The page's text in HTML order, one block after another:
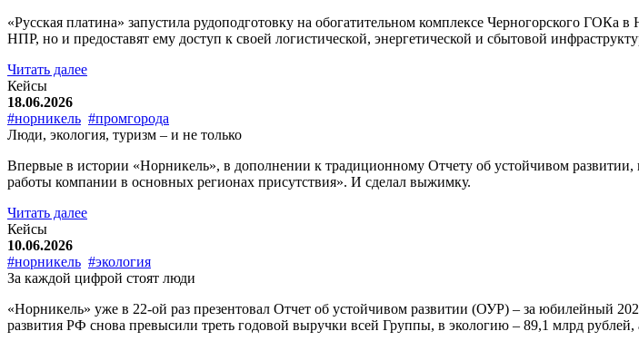
«Русская платина» запустила рудоподготовку на обогатительном комплексе Черногорского
НПР, но и предоставят ему доступ к своей логистической, энергетической и сбытовой
Читать далее
Кейсы
18.06.2026
#норникель #промгорода
Люди, экология, туризм – и не только
Впервые в истории «Норникель», в дополнении к традиционному Отчету об устойчивом развитии,
работы компании в основных регионах присутствия». И сделал выжимку.
Читать далее
Кейсы
10.06.2026
#норникель #экология
За каждой цифрой стоят люди
«Норникель» уже в 22-ой раз презентовал Отчет об устойчивом развитии (ОУР) – за юбилейный
развития РФ снова превысили треть годовой выручки всей Группы, в экологию – 89,1 млрд рублей,